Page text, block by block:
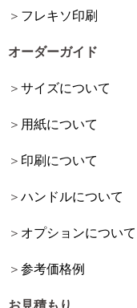
フレキソ印刷
オーダーガイド
サイズについて
用紙について
印刷について
ハンドルについて
オプションについて
参考価格例
お見積もり